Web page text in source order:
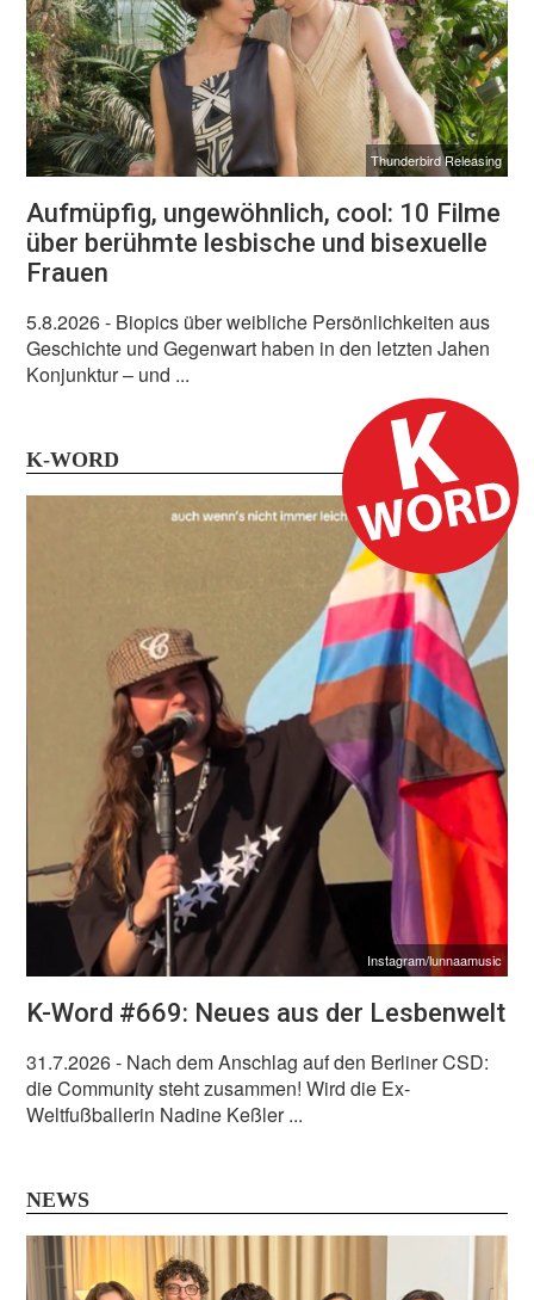
Thunderbird Releasing
Aufmüpfig, ungewöhnlich, cool: 10 Filme
über berühmte lesbische und bisexuelle
Frauen
5.8.2026- Biopics über weibliche Persönlichkeiten aus
Geschichte und Gegenwart haben in den letzten Jahen
Konjunktur – und ...
K-WORD
Instagram/lunnaamusic
K-Word #669: Neues aus der Lesbenwelt
31.7.2026- Nach dem Anschlag auf den Berliner CSD:
die Community steht zusammen! Wird die Ex-
Weltfußballerin Nadine Keßler ...
NEWS